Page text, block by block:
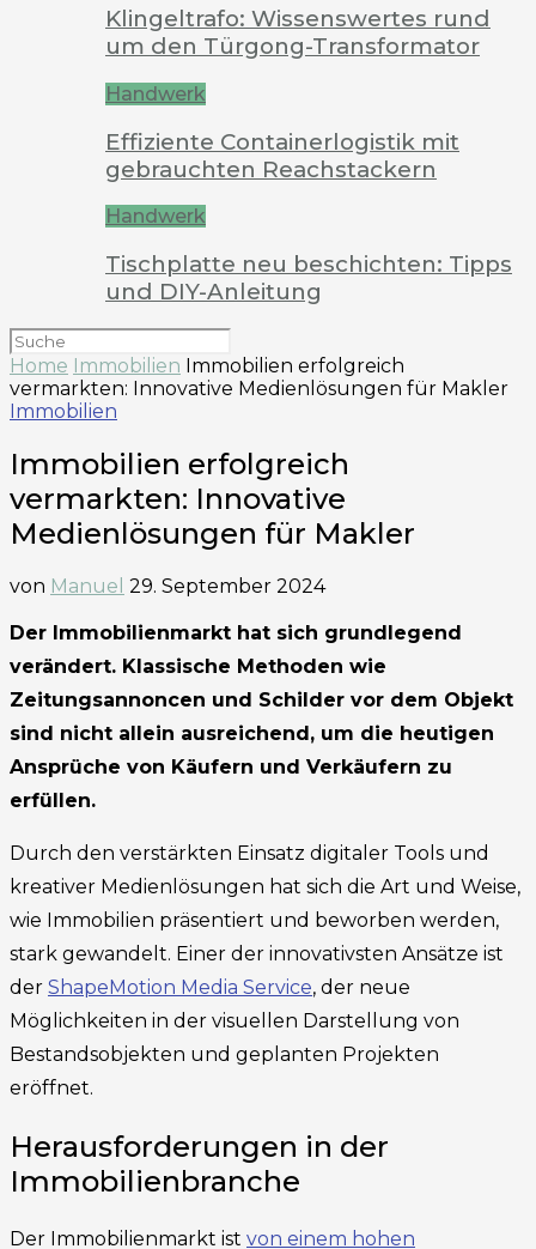
Klingeltrafo: Wissenswertes rund
um den Türgong-Transformator
Handwerk
Effiziente Containerlogistik mit
gebrauchten Reachstackern
Handwerk
Tischplatte neu beschichten: Tipps
und DIY-Anleitung
Home Immobilien Immobilien erfolgreich
vermarkten: Innovative Medienlösungen für Makler
Immobilien
Immobilien erfolgreich
vermarkten: Innovative
Medienlösungen für Makler
von Manuel 29. September 2024
Der Immobilienmarkt hat sich grundlegend
verändert. Klassische Methoden wie
Zeitungsannoncen und Schilder vor dem Objekt
sind nicht allein ausreichend, um die heutigen
Ansprüche von Käufern und Verkäufern zu
erfüllen.
Durch den verstärkten Einsatz digitaler Tools und
kreativer Medienlösungen hat sich die Art und Weise,
wie Immobilien präsentiert und beworben werden,
stark gewandelt. Einer der innovativsten Ansätze ist
der ShapeMotion Media Service, der neue
Möglichkeiten in der visuellen Darstellung von
Bestandsobjekten und geplanten Projekten
eröffnet.
Herausforderungen in der
Immobilienbranche
Der Immobilienmarkt ist von einem hohen